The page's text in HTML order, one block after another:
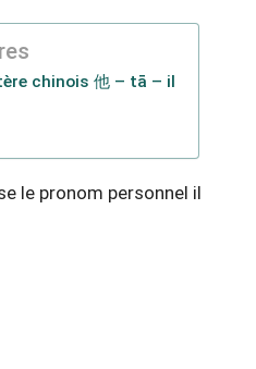
chinois 他 – tā – il
le pronom personnel il